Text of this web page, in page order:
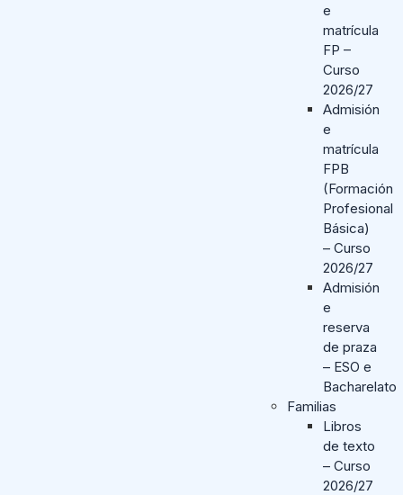
e
matrícula
FP –
Curso
2026/27
Admisión
e
matrícula
FPB
(Formación
Profesional
Básica)
– Curso
2026/27
Admisión
e
reserva
de praza
– ESO e
Bacharelato
Familias
Libros
de texto
– Curso
2026/27